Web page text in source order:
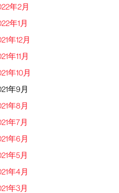
年2月
年1月
年12月
年11月
年10月
年9月
年8月
年7月
年6月
年5月
年4月
年3月